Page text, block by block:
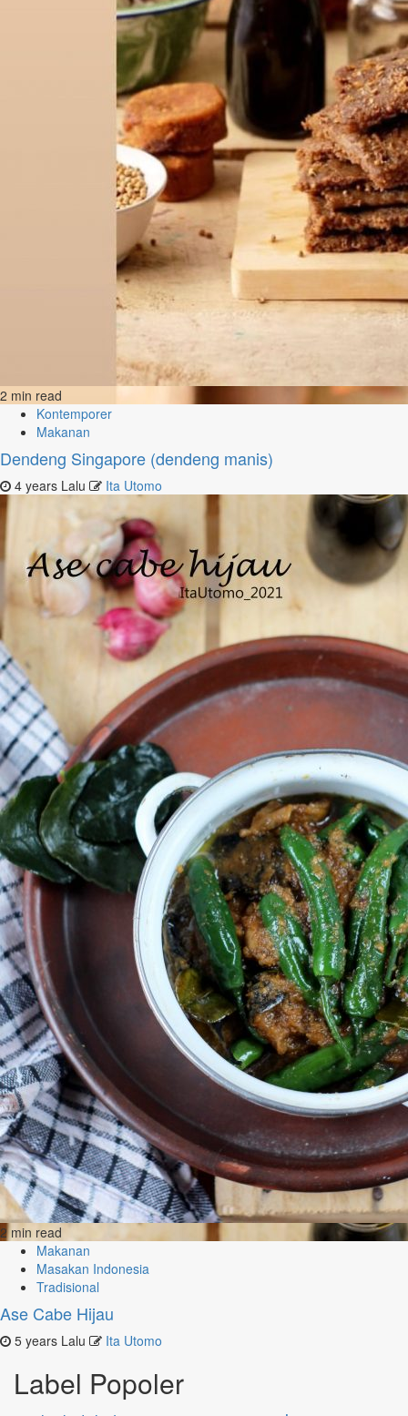
2 min read
Kontemporer
Makanan
Dendeng Singapore (dendeng manis)
4 years Lalu Ita Utomo
2 min read
Makanan
Masakan Indonesia
Tradisional
Ase Cabe Hijau
5 years Lalu Ita Utomo
Label Popoler